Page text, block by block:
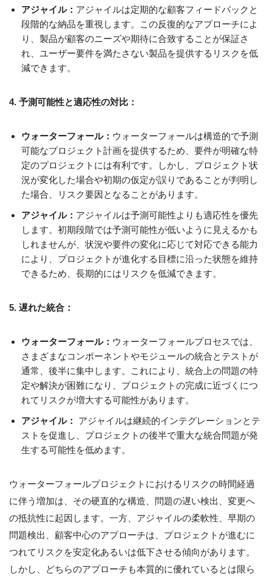
アジャイル： アジャイルは定期的な顧客フィードバックと
段階的な納品を重視します。この反復的なアプローチによ
り、製品が顧客のニーズや期待に合致することが保証さ
れ、ユーザー要件を満たさない製品を提供するリスクを低
減できます。
4. 予測可能性と適応性の対比：
ウォーターフォール： ウォーターフォールは構造的で予測
可能なプロジェクト計画を提供するため、要件が明確な特
定のプロジェクトには有利です。しかし、プロジェクト状
況が変化した場合や初期の仮定が誤りであることが判明し
た場合、リスク要因となることがあります。
アジャイル： アジャイルは予測可能性よりも適応性を優先
します。初期段階では予測可能性が低いように見えるかも
しれませんが、状況や要件の変化に応じて対応できる能力
により、プロジェクトが進化する目標に沿った状態を維持
できるため、長期的にはリスクを低減できます。
5. 遅れた統合：
ウォーターフォール： ウォーターフォールプロセスでは、
さまざまなコンポーネントやモジュールの統合とテストが
通常、後半に集中します。これにより、統合上の問題の特
定や解決が困難になり、プロジェクトの完成に近づくにつ
れてリスクが増大する可能性があります。
アジャイル：
アジャイルは継続的インテグレーションとテ
ストを促進し、プロジェクトの後半で重大な統合問題が発
生する可能性を低めます。
ウォーターフォールプロジェクトにおけるリスクの時間経過
に伴う増加は、その硬直的な構造、問題の遅い検出、変更へ
の抵抗性に起因します。一方、アジャイルの柔軟性、早期の
問題検出、顧客中心のアプローチは、プロジェクトが進むに
つれてリスクを安定化あるいは低下させる傾向があります。
しかし、どちらのアプローチも本質的に優れているとは限ら